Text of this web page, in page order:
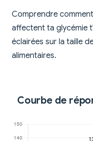
Comprendre
affectent ta glycémie
éclairées sur la taille
alimentaires.
Courbe de